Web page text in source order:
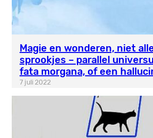
Magie en wonderen, niet
sprookjes – parallel
fata morgana, of een
7 juli 2022